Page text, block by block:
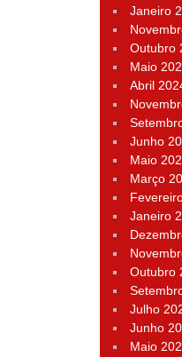
Janeiro
Outubro
Maio
Abril
Junho
Maio
Março
Janeiro
Outubro
Julho
Junho
Maio